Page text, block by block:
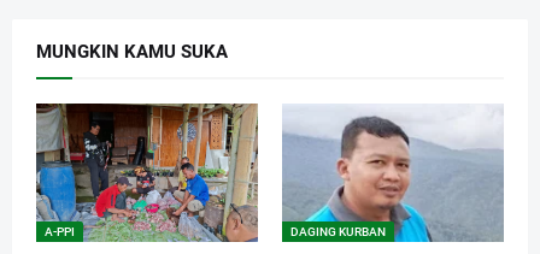
MUNGKIN KAMU SUKA
A-PPI DAGING KURBAN